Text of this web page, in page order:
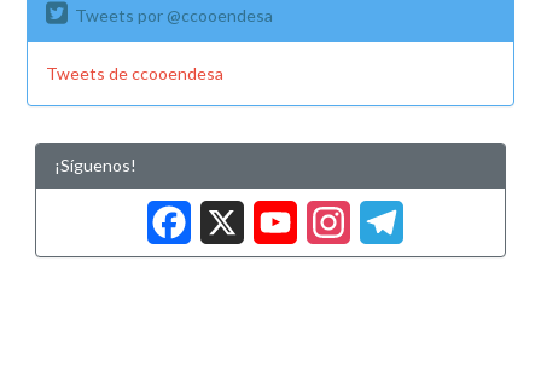
Tweets por @ccooendesa
Tweets de ccooendesa
¡Síguenos!
Facebook
X